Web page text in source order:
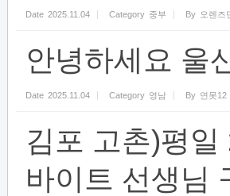
Date 2025.11.04 Category 중부 By 오렌즈
안녕하세요 울
Date 2025.11.04 Category 영남 By 연못12
김포 고촌)평
바이트 선생님